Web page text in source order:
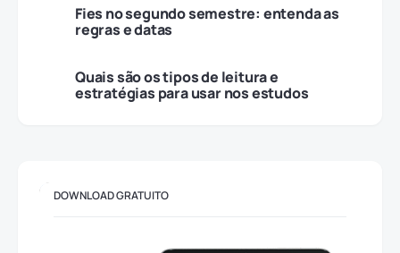
Fies no segundo semestre: entenda as
regras e datas
Quais são os tipos de leitura e
estratégias para usar nos estudos
DOWNLOAD GRATUITO